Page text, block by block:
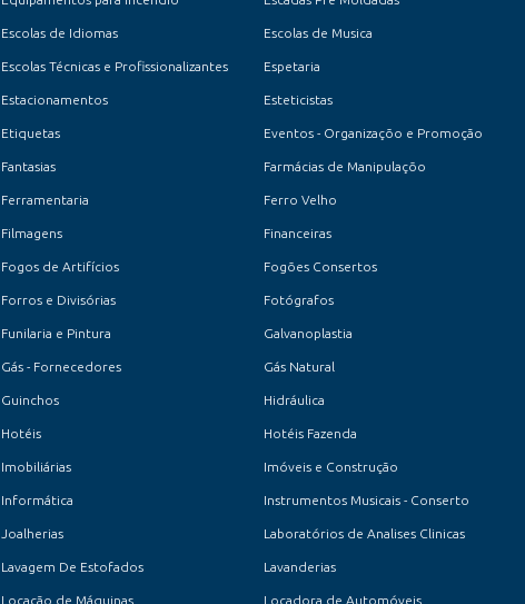
Escolas de Idiomas Escolas de Musica
Escolas Técnicas e Profissionalizantes Espetaria
Estacionamentos Esteticistas
Etiquetas Eventos - Organizaçõo e Promoção
Fantasias Farmácias de Manipulaçõo
Ferramentaria Ferro Velho
Filmagens Financeiras
Fogos de Artifícios Fogões Consertos
Forros e Divisórias Fotógrafos
Funilaria e Pintura Galvanoplastia
Gás - Fornecedores Gás Natural
Guinchos Hidráulica
Hotéis Hotéis Fazenda
Imobiliárias Imóveis e Construção
Informática Instrumentos Musicais - Conserto
Joalherias Laboratórios de Analises Clinicas
Lavagem De Estofados Lavanderias
Locação de Máquinas Locadora de Automóveis